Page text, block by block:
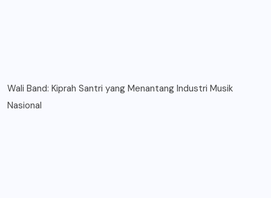
Wali Band: Kiprah Santri yang Menantang Industri Musik
Nasional